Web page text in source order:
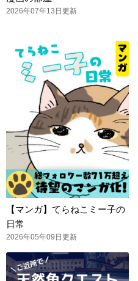
2026年07年13日更新
【マンガ】てらねこミー子の
日常
2026年05年09日更新